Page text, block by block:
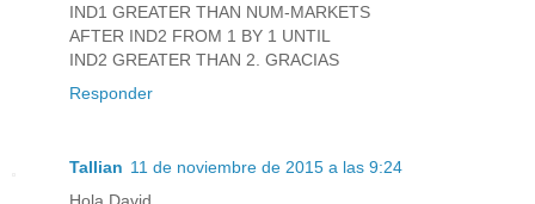
IND1 GREATER THAN NUM-MARKETS
AFTER IND2 FROM 1 BY 1 UNTIL
IND2 GREATER THAN 2. GRACIAS
Responder
Tallian 11 de noviembre de 2015 a las 9:24